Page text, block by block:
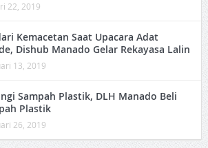
22, 2019
Kemacetan Saat Upacara Adat
Dishub Manado Gelar Rekayasa Lalin
13, 2019
Sampah Plastik, DLH Manado Beli
Plastik
26, 2019